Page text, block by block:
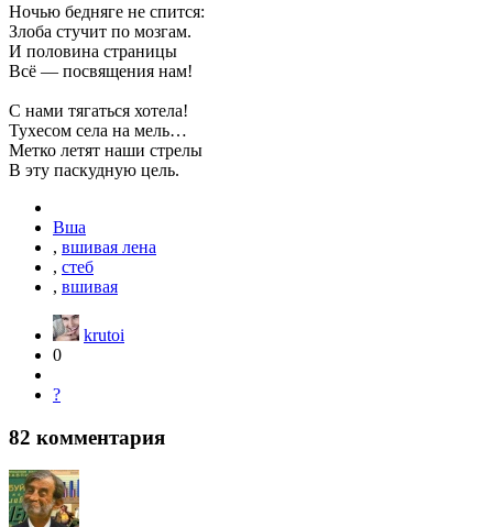
Ночью бедняге не спится:
Злоба стучит по мозгам.
И половина страницы
Всё — посвящения нам!
С нами тягаться хотела!
Тухесом села на мель…
Метко летят наши стрелы
В эту паскудную цель.
Вша
, вшивая лена
, стеб
, вшивая
krutoi
0
?
82 комментария